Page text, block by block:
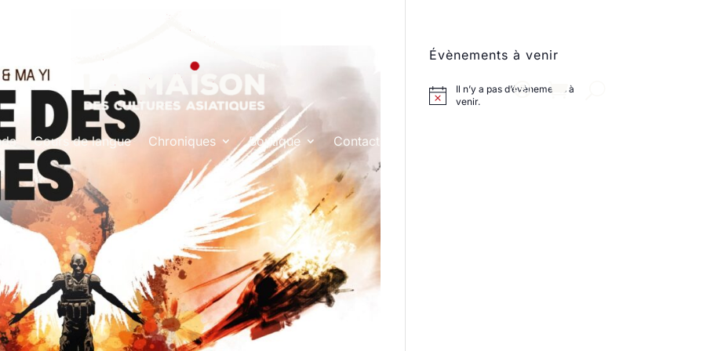
Cours de langue Chroniques Boutique Contact
Évènements à venir
Il n’y a pas d’évènements à
venir.